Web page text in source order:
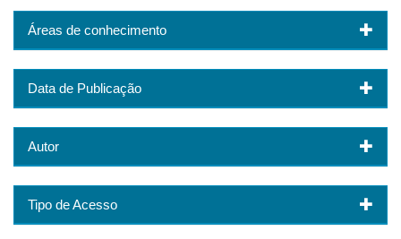
Áreas de conhecimento
Data de Publicação
Autor
Tipo de Acesso